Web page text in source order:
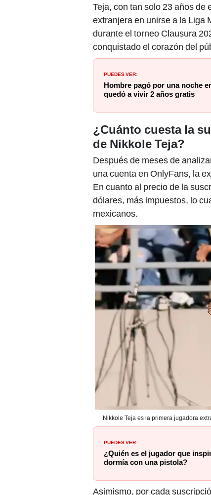
Teja, con tan solo 23 años de
extranjera en unirse a la Liga
durante el torneo Clausura
conquistado el corazón del
PUEDES VER:
Hombre pagó por una noche
quedó a vivir 2 años gratis
¿Cuánto cuesta la
de Nikkole Teja?
Después de meses de
una cuenta en OnlyFans, la
En cuanto al precio de la
dólares, más impuestos, lo
mexicanos.
Nikkole Teja es la primera jugadora
PUEDES VER:
¿Quién es el jugador que
dormía con una pistola?
Asimismo, por cada